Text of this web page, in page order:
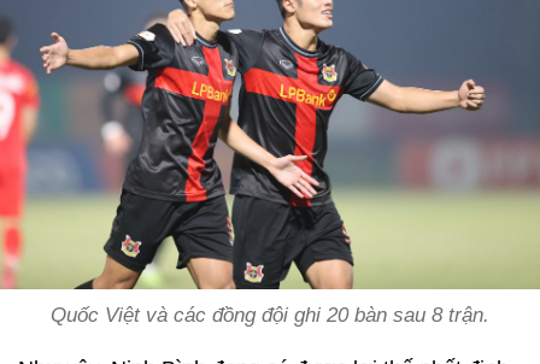
Quốc Việt và các đồng đội ghi 20 bàn sau 8 trận.